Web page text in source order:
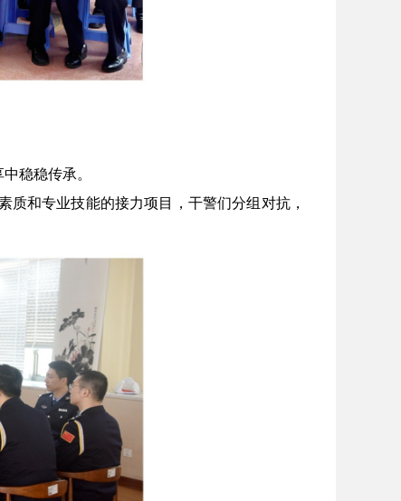
稳稳传承。
和专业技能的接力项目，干警们分组对抗，